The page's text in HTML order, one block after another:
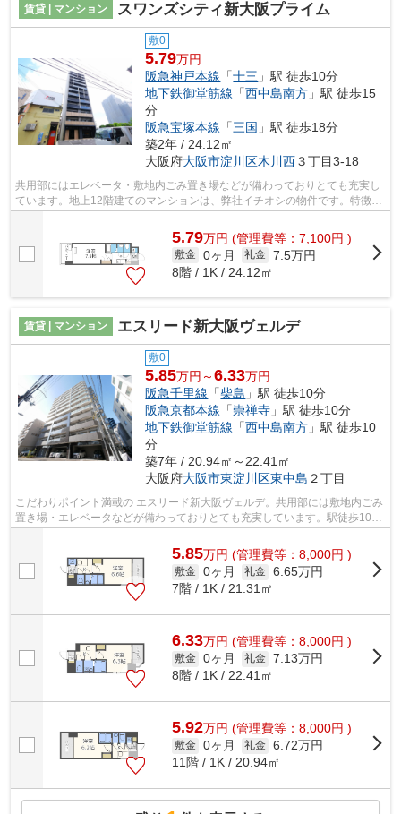
賃貸 | マンション スワンズシティ新大阪プライム
敷0
5.79万円
阪急神戸本線 「十三 」駅 徒歩10分
地下鉄御堂筋線 「西中島南方 」駅 徒歩15
分
阪急宝塚本線 「三国 」駅 徒歩18分
築2年 / 24.12㎡
大阪府大阪市淀川区木川西３丁目3-18
共用部にはエレベータ・敷地内ごみ置き場などが備わっておりとても充実し
ています。地上12階建てのマンションは、弊社イチオシの物件です。特徴的
5.79万円 (管理費等：7,100円 )
敷金 0ヶ月 礼金 7.5万円
8階 / 1K / 24.12㎡
賃貸 | マンション エスリード新大阪ヴェルデ
敷0
5.85万円～6.33万円
阪急千里線 「柴島 」駅 徒歩10分
阪急京都本線 「崇禅寺 」駅 徒歩10分
地下鉄御堂筋線 「西中島南方 」駅 徒歩10
分
築7年 / 20.94㎡～22.41㎡
大阪府大阪市東淀川区東中島 ２丁目
こだわりポイント満載の エスリード新大阪ヴェルデ。共用部には敷地内ごみ
置き場・エレベータなどが備わっておりとても充実しています。駅徒歩10分
に駅が立地する物件なので、電車を多...
5.85万円 (管理費等：8,000円 )
敷金 0ヶ月 礼金 6.65万円
7階 / 1K / 21.31㎡
6.33万円 (管理費等：8,000円 )
敷金 0ヶ月 礼金 7.13万円
8階 / 1K / 22.41㎡
5.92万円 (管理費等：8,000円 )
敷金 0ヶ月 礼金 6.72万円
11階 / 1K / 20.94㎡